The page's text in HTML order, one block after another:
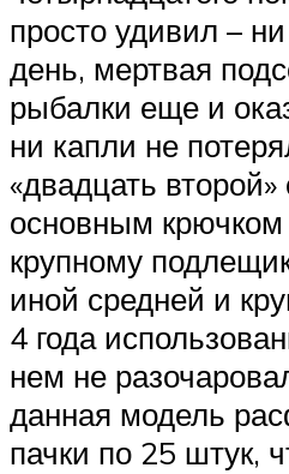
просто удивил –
день, мертвая
рыбалки еще и
ни капли не
«двадцать
основным
крупному
иной средней и
4 года
нем не
данная модель
пачки по 25 штук,